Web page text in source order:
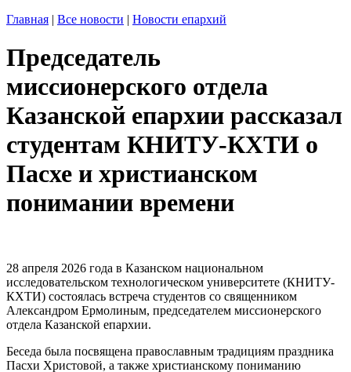
Главная | Все новости | Новости епархий
Председатель
миссионерского отдела
Казанской епархии рассказал
студентам КНИТУ-КХТИ о
Пасхе и христианском
понимании времени
28 апреля 2026 года в Казанском национальном
исследовательском технологическом университете (КНИТУ-
КХТИ) состоялась встреча студентов со священником
Александром Ермолиным, председателем миссионерского
отдела Казанской епархии.
Беседа была посвящена православным традициям праздника
Пасхи Христовой, а также христианскому пониманию